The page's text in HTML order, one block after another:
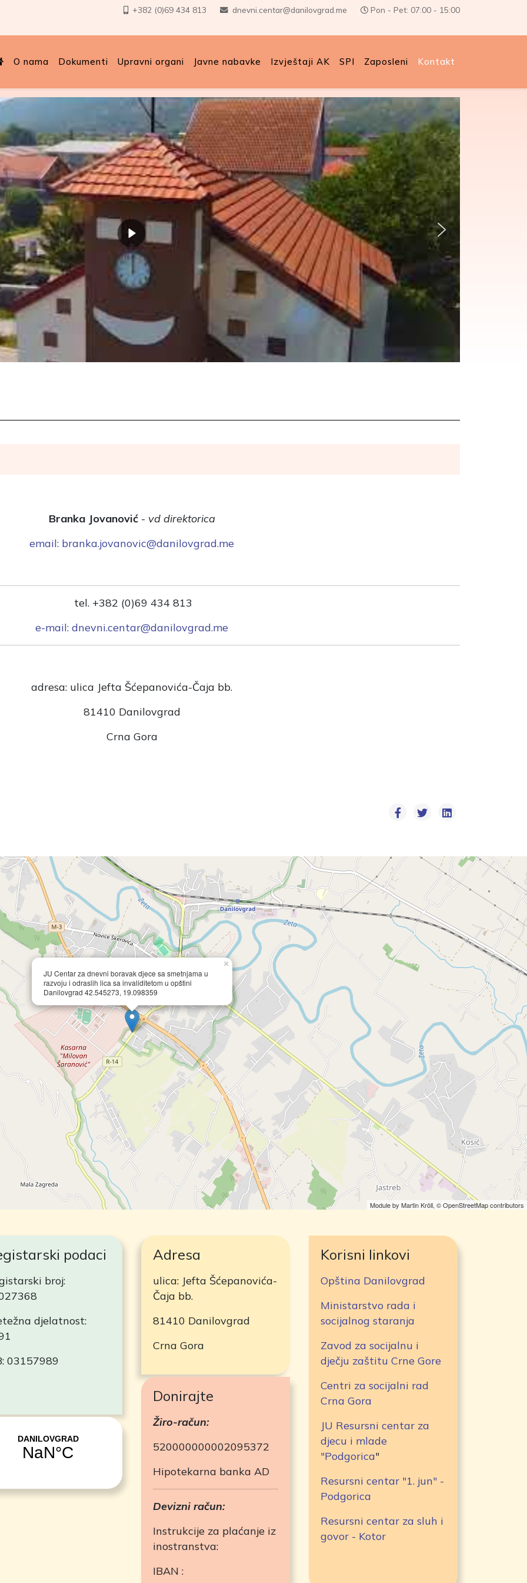
+382 (0)69 434 813 dnevni.centar@danilovgrad.me Pon - Pet: 07:00 - 15:00
O nama Dokumenti Upravni organi Javne nabavke Izvještaji AK SPI Zaposleni Kontakt
Branka Jovanović- vd direktorica
email: branka.jovanovic@danilovgrad.me
tel. +382 (0)69 434 813
e-mail: dnevni.centar@danilovgrad.me
adresa: ulica Jefta Šćepanovića-Čaja bb.
81410 Danilovgrad
Crna Gora
JU Centar za dnevni boravak djece sa smetnjama u
razvoju i odraslih lica sa invaliditetom u opštini
Danilovgrad 42.545273, 19.098359
×
Module by Martin Kröll, © OpenStreetMap contributors
podaci
broj:
djelatnost:
03157989
Adresa
ulica: Jefta Šćepanovića-
Čaja bb.
81410 Danilovgrad
Crna Gora
Donirajte
Žiro-račun:
520000000002095372
Hipotekarna banka AD
Devizni račun:
Instrukcije za plaćanje iz
inostranstva:
IBAN :
Korisni linkovi
Opština Danilovgrad
Ministarstvo rada i
socijalnog staranja
Zavod za socijalnu i
dječju zaštitu Crne Gore
Centri za socijalni rad
Crna Gora
JU Resursni centar za
djecu i mlade
"Podgorica"
Resursni centar "1. jun" -
Podgorica
Resursni centar za sluh i
govor - Kotor